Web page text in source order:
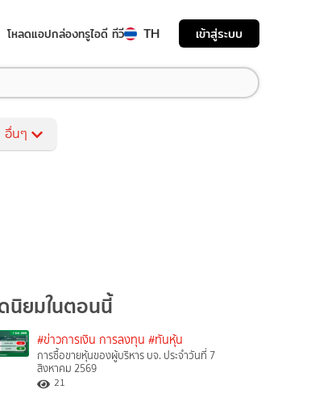
โหลดแอปกล่องทรูไอดี ทีวี TH เข้าสู่ระบบ
อื่นๆ
นิยมในตอนนี้
#ข่าวการเงิน การลงทุน #ทันหุ้น
การซื้อขายหุ้นของผู้บริหาร บจ. ประจำวันที่ 7
สิงหาคม 2569
21